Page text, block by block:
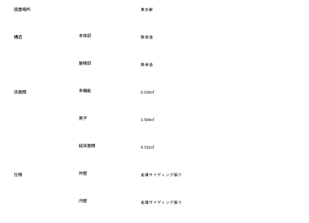
設置場所 東京都
構造 本体部 鉄骨造
屋根部 鉄骨造
床面積 多機能 6.028㎡
男子 3.504㎡
延床面積 9.532㎡
仕様 外壁 金属サイディング張り
内壁 金属サイディング張り